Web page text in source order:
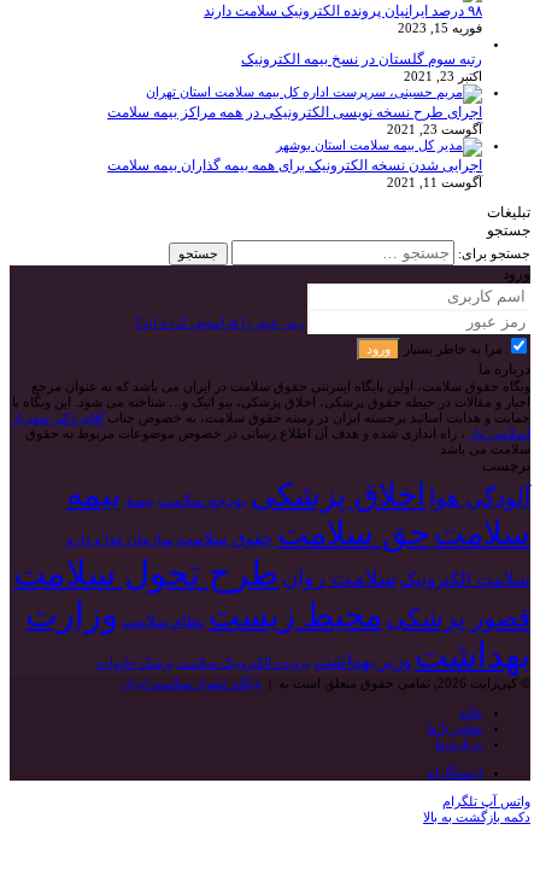
۹۸ درصد ایرانیان پرونده الکترونیک سلامت دارند
فوریه 15, 2023
رتبه سوم گلستان در نسخ بیمه الکترونیک
اکتبر 23, 2021
اجرای طرح نسخه نویسی الکترونیکی در همه مراکز بیمه سلامت
آگوست 23, 2021
اجرایی شدن نسخه الکترونیک برای همه بیمه گذاران بیمه سلامت
آگوست 11, 2021
تبلیغات
جستجو
جستجو برای:
ورود
رمز عبور را فراموش کرده اید؟
مرا به خاطر بسپار
ورود
درباره ما
وبگاه حقوق سلامت، اولین پایگاه اینترنتی حقوق سلامت در ایران می باشد که به عنوان مرجع
اخبار و مقالات در حیطه حقوق پزشکی، اخلاق پزشکی، بیو اتیک و… شناخته می شود. این وبگاه با
حمایت و هدایت اساتید برجسته ایران در زمینه حقوق سلامت، به خصوص جناب آقای دکتر شهریار
اسلامی تبار
، راه اندازی شده و هدف آن اطلاع رسانی در خصوص موضوعات مربوط به حقوق
سلامت می باشد.
برچسب
آلودگی هوا اخلاق پزشکی بودجه سلامت بیمه بیمه
سلامت حق سلامت حقوق سلامت سازمان غذا و دارو
سلامت الکترونیک سلامت روان طرح تحول سلامت
قصور پزشکی محیط زیست نظام سلامت وزارت
بهداشت وزیر بهداشت پرونده الکترونیک سلامت پزشک خانواده
© کپی‌رایت 2026, تمامی حقوق متعلق است به |
پایگاه حقوق سلامت ایران
خانه
تماس با ما
درباره ما
اینستاگرام
واتس آپ تلگرام
دکمه بازگشت به بالا